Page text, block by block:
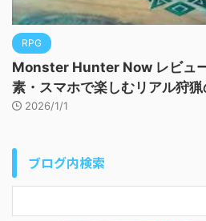
RPG
Monster Hunter Now レビュ
素・スマホで楽しむリアル狩
2026/1/1
ブログ内検索